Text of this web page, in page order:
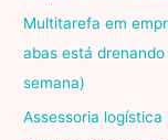
Multitarefa em
abas está
semana)
Assessoria